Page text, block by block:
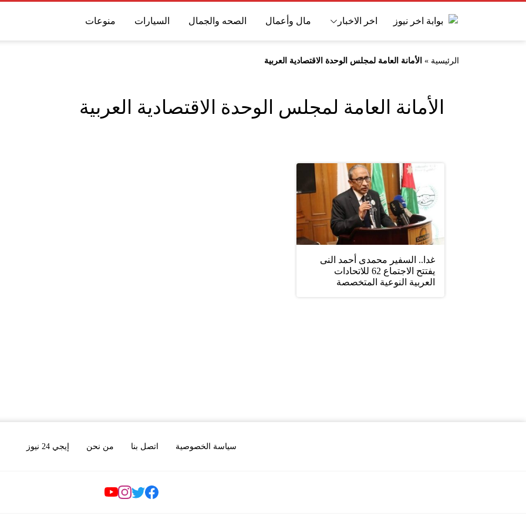
اخر الاخبار مال وأعمال الصحه والجمال السيارات منوعات
الرئيسية » الأمانة العامة لمجلس الوحدة الاقتصادية العربية
الأمانة العامة لمجلس الوحدة الاقتصادية العربية
غدا.. السفير محمدى أحمد النى
يفتتح الاجتماع 62 للاتحادات
العربية النوعية المتخصصة
سياسة الخصوصية اتصل بنا من نحن إيجي 24 نيوز